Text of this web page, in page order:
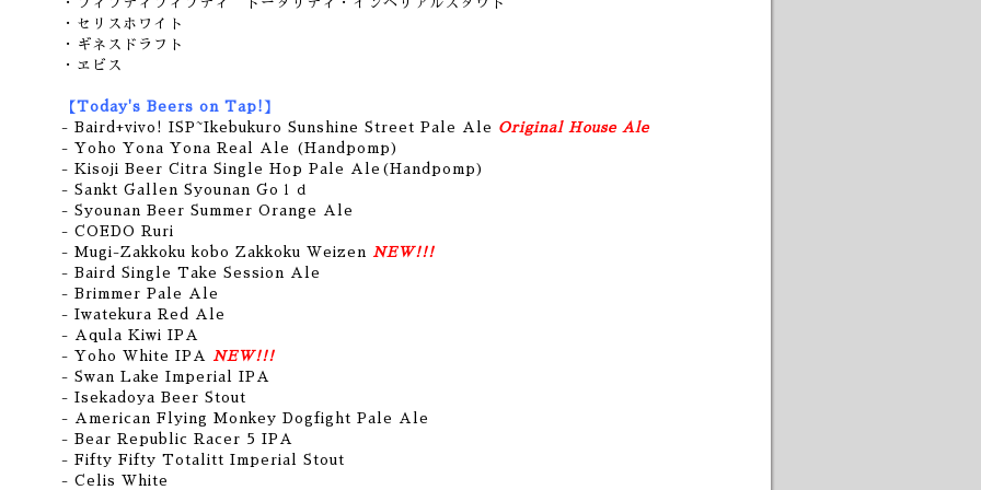
・セリスホワイト
・ギネスドラフト
・ヱビス
【Today's Beers on Tap!】
- Baird+vivo! ISP~Ikebukuro Sunshine Street Pale Ale
Original House Ale
- Yoho Yona Yona Real Ale (Handpomp)
- Kisoji Beer Citra Single Hop Pale Ale(Handpomp)
- Sankt Gallen Syounan Goｌｄ
- Syounan Beer Summer Orange Ale
- COEDO Ruri
- Mugi-Zakkoku kobo Zakkoku Weizen
NEW!!!
- Baird Single Take Session Ale
- Brimmer Pale Ale
- Iwatekura Red Ale
- Aqula Kiwi IPA
- Yoho White IPA
NEW!!!
- Swan Lake Imperial IPA
- Isekadoya Beer Stout
- American Flying Monkey Dogfight Pale Ale
- Bear Republic Racer 5 IPA
- Fifty Fifty Totalitt Imperial Stout
- Celis White